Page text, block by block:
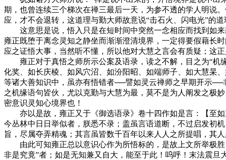
期，也曾连续三个梯次在禅三最后一天，为参不透的学人明说
应，才不会退转，这道理与勤大师故意说“击石火、闪电光”的
这意思是说，悟入只是在短时间中突然一念相应而找到如来
雍正既堕于离念灵知之静坐而渐渐澄清境界，一定得要假藉长
应之证悟大事，当然听不懂，所以他对大慧之言会有质疑；这
雍正对于真悟之师所示公案及语录，读之不解，目之为“机
化奖、如长庆棱、如风穴沼、如汾阳昭、如端师子、如大慧杲
等诸大善知识中，虽亦有悟错者──譬如灵云禅师之早期开示
之机缘语句皆伙，尤以克勤与大慧为最，莫不是为人阐发之极
密意识灵知心境界也！
亦以是故，雍正又于《御选语录》卷十四作如是言：【至如
今丛林中日日举似者，朕悉不录；盖虽言语道断，不过启发初
旨，尽属夺弄精魂；其言虽皆数千百年以来人人之所提唱，其
由此可知雍正总以意识心作为所悟标的，是故上文所举极胜
非是究竟”者；如是无知兼又自大，能至于此！呜呼！末法震